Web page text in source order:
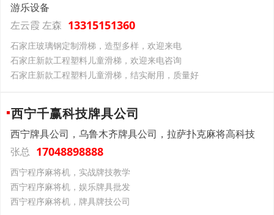
游乐设备
左云霞 左森 13315151360
石家庄玻璃钢定制滑梯，造型多样，欢迎来电
石家庄新款工程塑料儿童滑梯，欢迎来电咨询
石家庄新款工程塑料儿童滑梯，结实耐用，质量好
西宁千赢科技牌具公司
西宁牌具公司，乌鲁木齐牌具公司，拉萨扑克麻将高科技
张总 17048898888
西宁程序麻将机，实战牌技教学
西宁程序麻将机，娱乐牌具批发
西宁程序麻将机，牌具牌技公司